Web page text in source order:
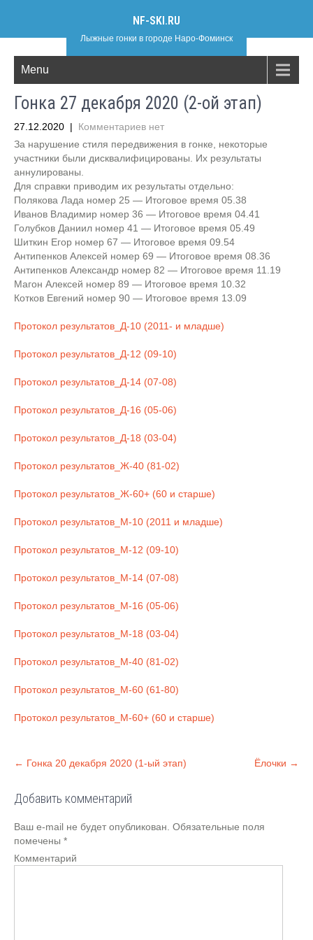
NF-SKI.RU
Лыжные гонки в городе Наро-Фоминск
Menu
Гонка 27 декабря 2020 (2-ой этап)
27.12.2020 | Комментариев нет
За нарушение стиля передвижения в гонке, некоторые
участники были дисквалифицированы. Их результаты
аннулированы.
Для справки приводим их результаты отдельно:
Полякова Лада номер 25 — Итоговое время 05.38
Иванов Владимир номер 36 — Итоговое время 04.41
Голубков Даниил номер 41 — Итоговое время 05.49
Шиткин Егор номер 67 — Итоговое время 09.54
Антипенков Алексей номер 69 — Итоговое время 08.36
Антипенков Александр номер 82 — Итоговое время 11.19
Магон Алексей номер 89 — Итоговое время 10.32
Котков Евгений номер 90 — Итоговое время 13.09
Протокол результатов_Д-10 (2011- и младше)
Протокол результатов_Д-12 (09-10)
Протокол результатов_Д-14 (07-08)
Протокол результатов_Д-16 (05-06)
Протокол результатов_Д-18 (03-04)
Протокол результатов_Ж-40 (81-02)
Протокол результатов_Ж-60+ (60 и старше)
Протокол результатов_М-10 (2011 и младше)
Протокол результатов_М-12 (09-10)
Протокол результатов_М-14 (07-08)
Протокол результатов_М-16 (05-06)
Протокол результатов_М-18 (03-04)
Протокол результатов_М-40 (81-02)
Протокол результатов_М-60 (61-80)
Протокол результатов_М-60+ (60 и старше)
P
s
n
a
v
← Гонка 20 декабря 2020 (1-ый этап) Ёлочки →
Добавить комментарий
Ваш e-mail не будет опубликован. Обязательные поля
помечены *
Комментарий